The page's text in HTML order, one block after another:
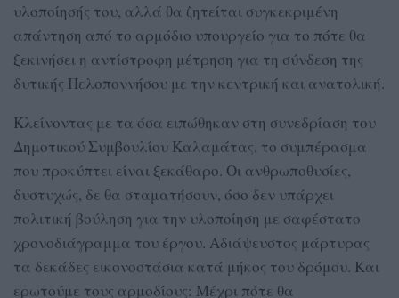
υλοποίησής του, αλλά θα ζητείται συγκεκριμένη
απάντηση από το αρμόδιο υπουργείο για το πότε θα
ξεκινήσει η αντίστροφη μέτρηση για τη σύνδεση της
δυτικής Πελοποννήσου με την κεντρική και ανατολική.
Κλείνοντας με τα όσα ειπώθηκαν στη συνεδρίαση του
Δημοτικού Συμβουλίου Καλαμάτας, το συμπέρασμα
που προκύπτει είναι ξεκάθαρο. Οι ανθρωποθυσίες,
δυστυχώς, δε θα σταματήσουν, όσο δεν υπάρχει
πολιτική βούληση για την υλοποίηση με σαφέστατο
χρονοδιάγραμμα του έργου. Αδιάψευστος μάρτυρας
τα δεκάδες εικονοστάσια κατά μήκος του δρόμου. Και
ερωτούμε τους αρμοδίους: Μέχρι πότε θα